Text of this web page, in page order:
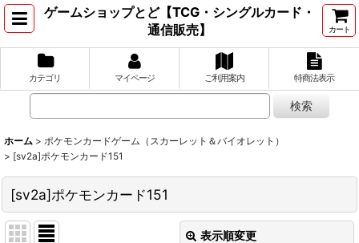
ゲームショップとど【TCG・シングルカード・
通信販売】
カート
カテゴリ マイページ ご利用案内 特商法表示
ホーム > ポケモンカードゲーム（スカーレット＆バイオレット）
> [sv2a]ポケモンカード151
[sv2a]ポケモンカード151
表示順変更